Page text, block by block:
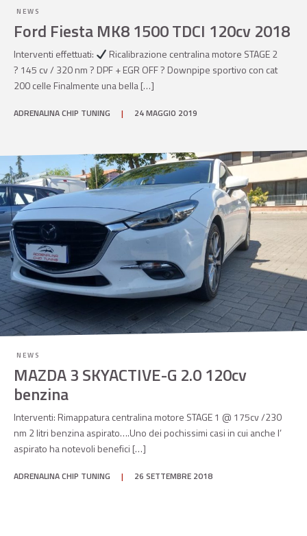
NEWS
Ford Fiesta MK8 1500 TDCI 120cv 2018
Interventi effettuati:
Ricalibrazione centralina motore STAGE 2
? 145 cv / 320 nm ? DPF + EGR OFF ? Downpipe sportivo con cat
200 celle Finalmente una bella […]
ADRENALINA CHIP TUNING | 24 MAGGIO 2019
NEWS
MAZDA 3 SKYACTIVE-G 2.0 120cv
benzina
Interventi: Rimappatura centralina motore STAGE 1 @ 175cv /230
nm 2 litri benzina aspirato….Uno dei pochissimi casi in cui anche l’
aspirato ha notevoli benefici […]
ADRENALINA CHIP TUNING | 26 SETTEMBRE 2018